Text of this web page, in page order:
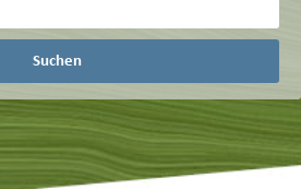
Suchen